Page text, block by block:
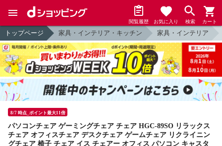
閲覧履歴 お気に入り 検索 カート
トップページ 家具・インテリア・キッチン 家具・インテリア
8/7 時点_ポイント最大11倍
パソコンチェア ゲーミングチェア チェア HGC-89SO リラックス
チェア オフィスチェア デスクチェア ゲームチェア リクライニン
グチェア 椅子 チェア イス チェアー オフィス パソコン キャスタ